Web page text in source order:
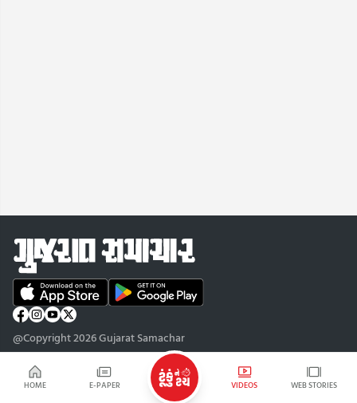
HOME E-PAPER VIDEOS WEB STORIES
@Copyright 2026 Gujarat Samachar